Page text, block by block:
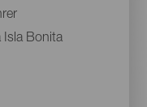
Isla Bonita